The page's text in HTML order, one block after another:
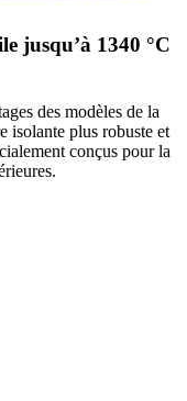
jusqu’à 1340 °C
des modèles de la
isolante plus robuste et
conçus pour la